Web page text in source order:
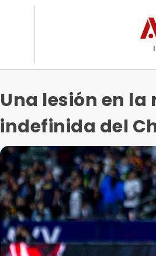
Una lesión en
indefinida del